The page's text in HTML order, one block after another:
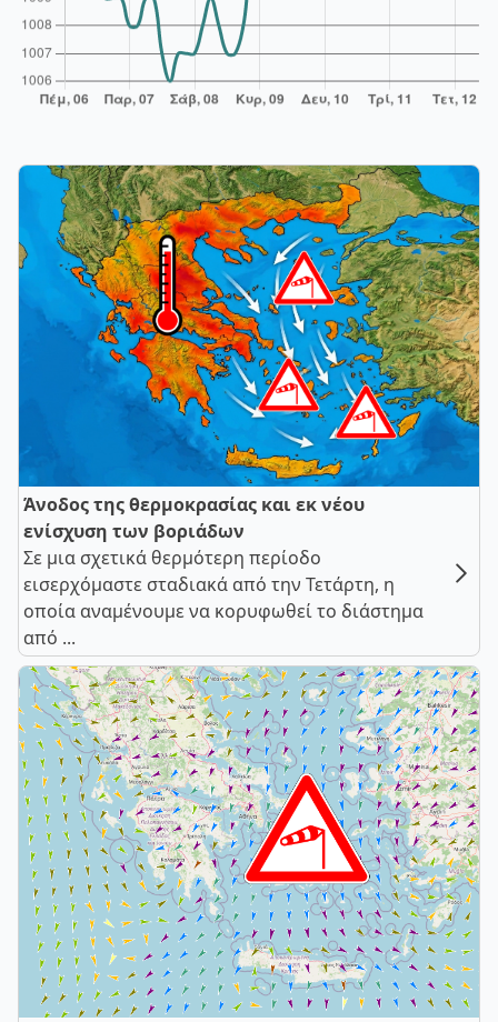
Άνοδος της θερμοκρασίας και εκ νέου
ενίσχυση των βοριάδων
Σε μια σχετικά θερμότερη περίοδο
εισερχόμαστε σταδιακά από την Τετάρτη, η
οποία αναμένουμε να κορυφωθεί το διάστημα
από ...